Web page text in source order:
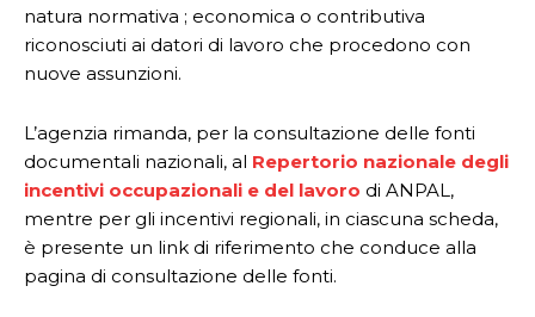
natura normativa ; economica o contributiva
riconosciuti ai datori di lavoro che procedono con
nuove assunzioni.
L’agenzia rimanda, per la consultazione delle fonti
documentali nazionali, al Repertorio nazionale degli
incentivi occupazionali e del lavoro di ANPAL,
mentre per gli incentivi regionali, in ciascuna scheda,
è presente un link di riferimento che conduce alla
pagina di consultazione delle fonti.